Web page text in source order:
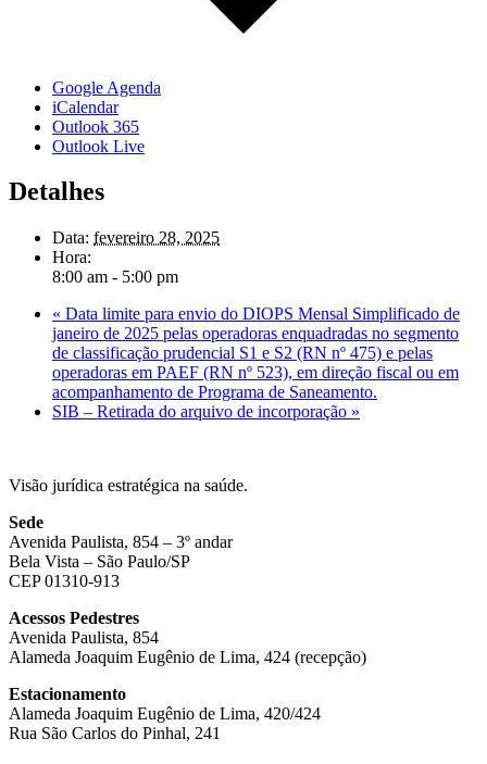
Google Agenda
iCalendar
Outlook 365
Outlook Live
Detalhes
Data: fevereiro 28, 2025
Hora:
8:00 am - 5:00 pm
« Data limite para envio do DIOPS Mensal Simplificado de
janeiro de 2025 pelas operadoras enquadradas no segmento
de classificação prudencial S1 e S2 (RN nº 475) e pelas
operadoras em PAEF (RN nº 523), em direção fiscal ou em
acompanhamento de Programa de Saneamento.
SIB – Retirada do arquivo de incorporação »
Visão jurídica estratégica na saúde.
Sede
Avenida Paulista, 854 – 3º andar
Bela Vista – São Paulo/SP
CEP 01310-913
Acessos Pedestres
Avenida Paulista, 854
Alameda Joaquim Eugênio de Lima, 424 (recepção)
Estacionamento
Alameda Joaquim Eugênio de Lima, 420/424
Rua São Carlos do Pinhal, 241